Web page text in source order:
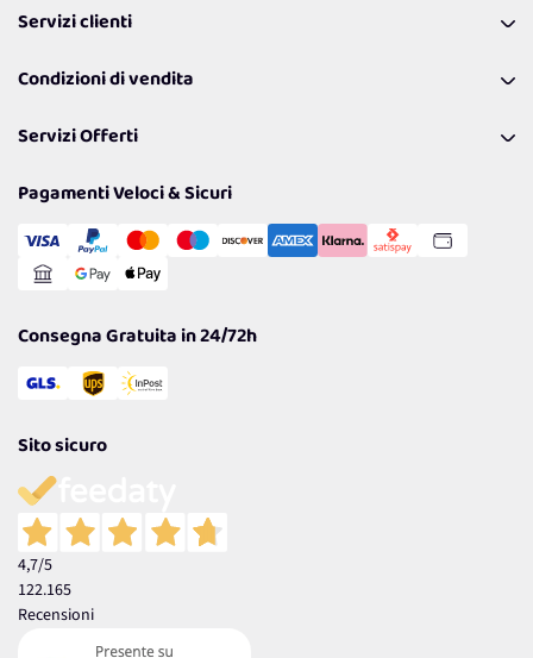
Coupon
Lavora con noi
Politiche per la parità di genere
Servizi clienti
Richiamami
Resi
Condizioni di vendita
Spedizioni
Cookie Policy
Gestisci Cookie
Servizi Offerti
Reso Facile e Veloce
Pagamenti Veloci & Sicuri
Consegna Gratuita in 24/72h
Sito sicuro
4,7/5
122.165
Recensioni